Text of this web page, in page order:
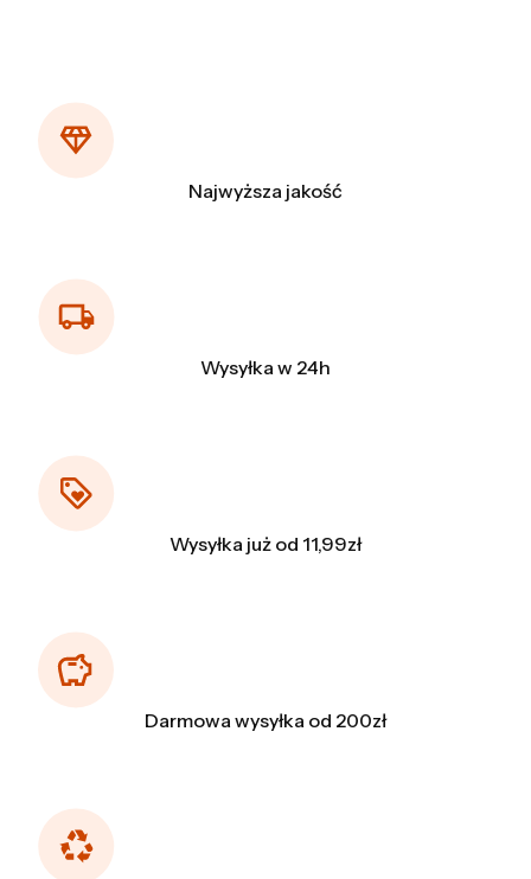
Najwyższa jakość
Wysyłka w 24h
Wysyłka już od 11,99zł
Darmowa wysyłka od 200zł